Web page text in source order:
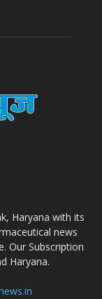
Haryana with its
news
Our Subscription
Haryana.